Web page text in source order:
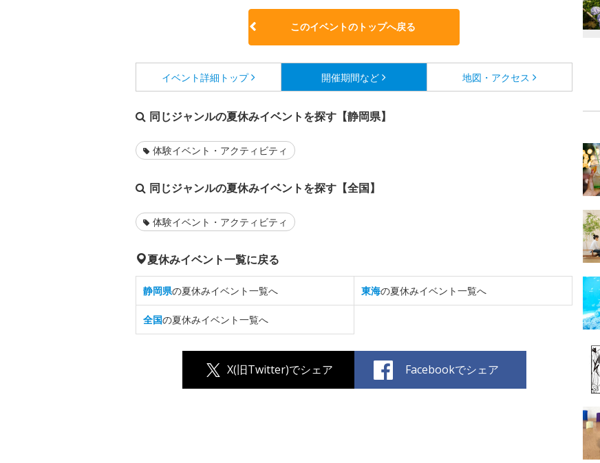
このイベントのトップへ戻る
イベント詳細 トップ 開催期間など 地図・アクセス
同じジャンルの夏休みイベントを探す【静岡県】
体験イベント・アクティビティ
同じジャンルの夏休みイベントを探す【全国】
体験イベント・アクティビティ
夏休みイベント一覧に戻る
静岡県の夏休みイベント一覧へ 東海の夏休みイベント一覧へ
全国の夏休みイベント一覧へ
X(旧Twitter)でシェア Facebookでシェア